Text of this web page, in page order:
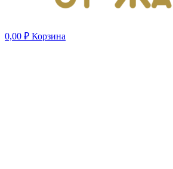
0,00 ₽ Корзина